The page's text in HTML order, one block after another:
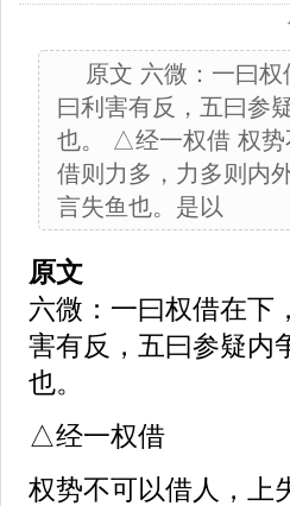
原文 六微：一曰
曰利害有反，五曰参
也。 △经一权借 权势
借则力多，力多则内
言失鱼也。是以
原文
六微：一曰权借在下
害有反，五曰参疑内
也。
△经一权借
权势不可以借人，上